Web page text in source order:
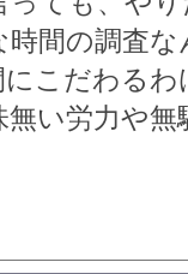
時間の調査
にこだわる
無い労力や